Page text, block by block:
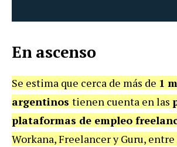
En ascenso
Se estima que cerca de más de 1
argentinos tienen cuenta en las
plataformas de empleo
Workana, Freelancer y Guru, entre